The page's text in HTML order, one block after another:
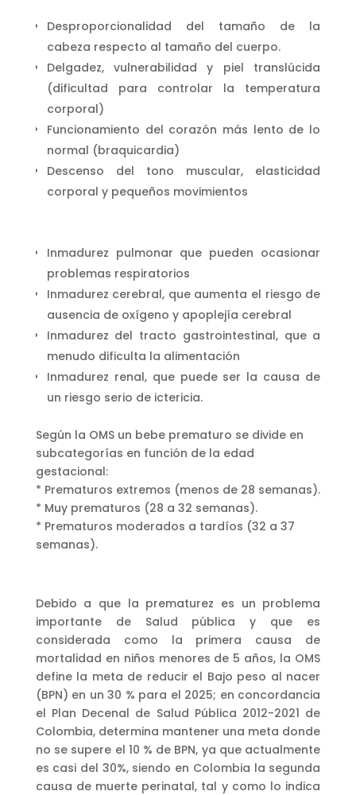
Desproporcionalidad del tamaño de la
cabeza respecto al tamaño del cuerpo.
Delgadez, vulnerabilidad y piel translúcida
(dificultad para controlar la temperatura
corporal)
Funcionamiento del corazón más lento de lo
normal (braquicardia)
Descenso del tono muscular, elasticidad
corporal y pequeños movimientos
Inmadurez pulmonar que pueden ocasionar
problemas respiratorios
Inmadurez cerebral, que aumenta el riesgo de
ausencia de oxígeno y apoplejía cerebral
Inmadurez del tracto gastrointestinal, que a
menudo dificulta la alimentación
Inmadurez renal, que puede ser la causa de
un riesgo serio de ictericia.
Según la OMS un bebe prematuro se divide en
subcategorías en función de la edad
gestacional:
* Prematuros extremos (menos de 28 semanas).
* Muy prematuros (28 a 32 semanas).
* Prematuros moderados a tardíos (32 a 37
semanas).
Debido a que la prematurez es un problema
importante de Salud pública y que es
considerada como la primera causa de
mortalidad en niños menores de 5 años, la OMS
define la meta de reducir el Bajo peso al nacer
(BPN) en un 30 % para el 2025; en concordancia
el Plan Decenal de Salud Pública 2012-2021 de
Colombia, determina mantener una meta donde
no se supere el 10 % de BPN, ya que actualmente
es casi del 30%, siendo en Colombia la segunda
causa de muerte perinatal, tal y como lo indica